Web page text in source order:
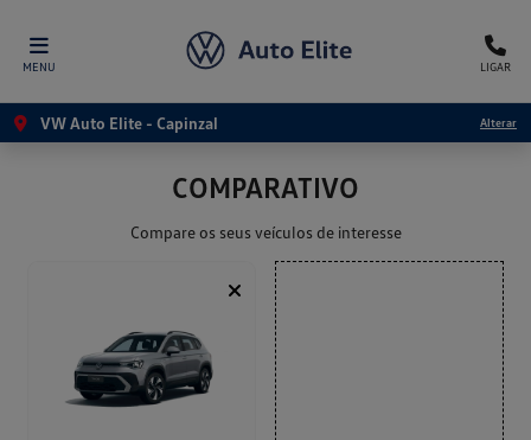
MENU LIGAR
VW Auto Elite - Capinzal Alterar
COMPARATIVO
Compare os seus veículos de interesse